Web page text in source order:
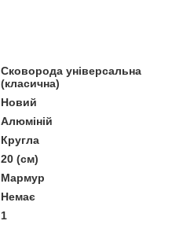
Сковорода універсальна
(класична)
Новий
Алюміній
Кругла
20 (см)
Мармур
Немає
1